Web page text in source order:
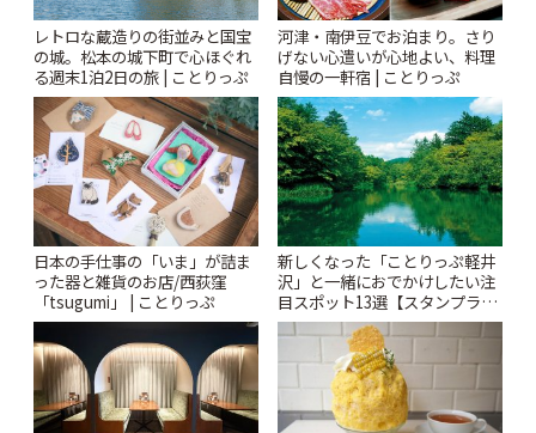
レトロな蔵造りの街並みと国宝
の城。松本の城下町で心ほぐれ
る週末1泊2日の旅 | ことりっぷ
河津・南伊豆でお泊まり。さり
げない心遣いが心地よい、料理
自慢の一軒宿 | ことりっぷ
日本の手仕事の「いま」が詰ま
った器と雑貨のお店/西荻窪
「tsugumi」 | ことりっぷ
新しくなった「ことりっぷ軽井
沢」と一緒におでかけしたい注
目スポット13選【スタンプラリ
ー開催中】 | ことりっぷ